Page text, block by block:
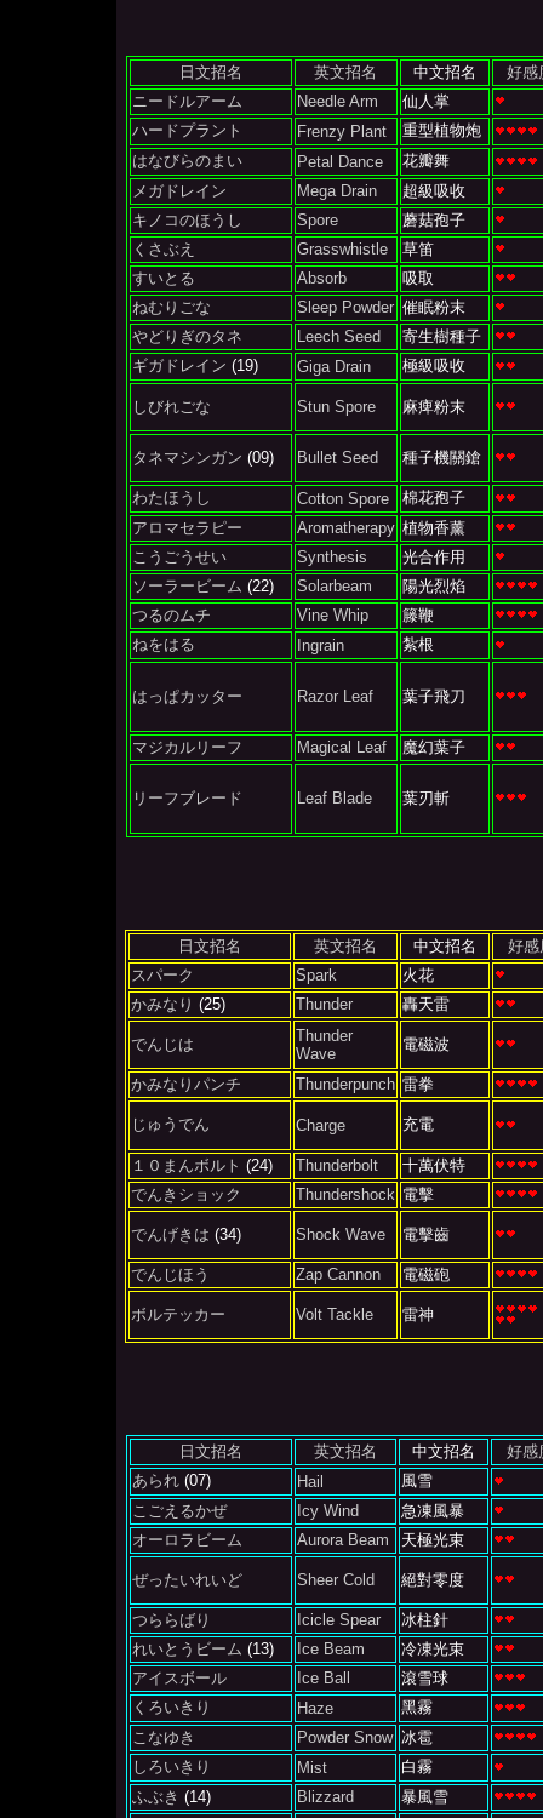
日文招名 英文招名 中文招名
好感
ニードルアーム
Needle Arm
仙人掌
ハードプラント
Frenzy Plant
重型植物炮
はなびらのまい
Petal Dance
花瓣舞
メガドレイン
Mega Drain
超級吸收
キノコのほうし
Spore
蘑菇孢子
くさぶえ
Grasswhistle
草笛
すいとる
Absorb
吸取
ねむりごな
Sleep Powder 催眠粉末
やどりぎのタネ
Leech Seed
寄生樹種子
ギガドレイン (19) Giga Drain 極級吸收
しびれごな Stun Spore 麻痺粉末
タネマシンガン (09) Bullet Seed 種子機關鎗
わたほうし Cotton Spore
棉花孢子
アロマセラピー
Aromatherapy 植物香薰
こうごうせい
Synthesis
光合作用
ソーラービーム (22) Solarbeam
陽光烈焰
つるのムチ
Vine Whip
籐鞭
ねをはる
Ingrain 紮根
はっぱカッター Razor Leaf 葉子飛刀
マジカルリーフ Magical Leaf 魔幻葉子
リーフブレード Leaf Blade 葉刃斬
日文招名 英文招名 中文招名
好感
スパーク
Spark
火花
かみなり (25) Thunder 轟天雷
でんじは
Thunder
Wave
電磁波
かみなりパンチ Thunderpunch 雷拳
じゅうでん Charge 充電
１０まんボルト (24) Thunderbolt
十萬伏特
でんきショック
Thundershock 電擊
でんげきは (34) Shock Wave 電擊齒
でんじほう Zap Cannon 電磁砲
ボルテッカー Volt Tackle 雷神
日文招名 英文招名 中文招名
好感
あられ (07) Hail
風雪
こごえるかぜ
Icy Wind
急凍風暴
オーロラビーム
Aurora Beam 天極光束
ぜったいれいど Sheer Cold 絕對零度
つららばり Icicle Spear
冰柱針
れいとうビーム (13) Ice Beam
冷凍光束
アイスボール
Ice Ball
滾雪球
くろいきり
Haze
黑霧
こなゆき
Powder Snow 冰雹
しろいきり
Mist
白霧
ふぶき (14) Blizzard
暴風雪